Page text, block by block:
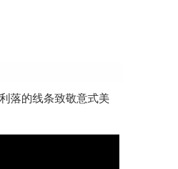
落的线条致敬意式美